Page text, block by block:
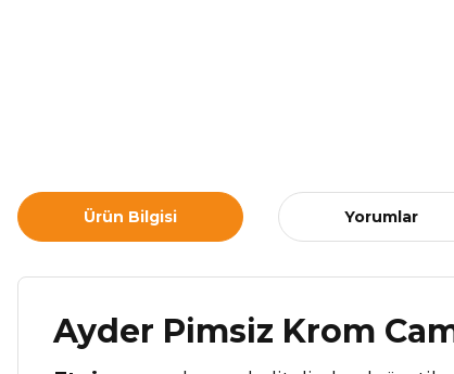
Ürün Bilgisi Yorumlar
Ayder Pimsiz Krom